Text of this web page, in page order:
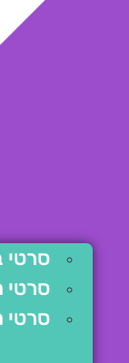
סרטי
סרטי
סרטי